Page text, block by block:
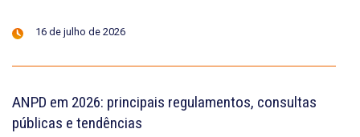
16 de julho de 2026
ANPD em 2026: principais regulamentos, consultas
públicas e tendências